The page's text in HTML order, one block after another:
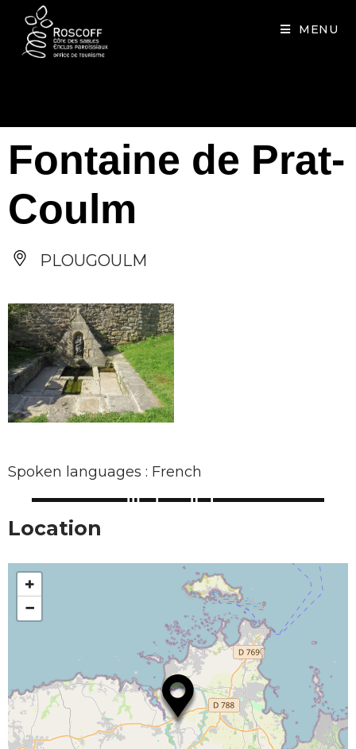
MENU
Fontaine de Prat-
Coulm
PLOUGOULM
Spoken languages : French
Location
+
−
Cookies management panel